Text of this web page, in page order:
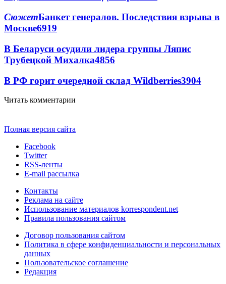
СюжетБанкет генералов. Последствия взрыва в
Москве6919
В Беларуси осудили лидера группы Ляпис
Трубецкой Михалка4856
В РФ горит очередной склад Wildberries3904
Читать комментарии
Полная версия сайта
Facebook
Twitter
RSS-ленты
E-mail рассылка
Контакты
Реклама на сайте
Использование материалов korrespondent.net
Правила пользования сайтом
Договор пользования сайтом
Политика в сфере конфиденциальности и персональных
данных
Пользовательское соглашение
Редакция